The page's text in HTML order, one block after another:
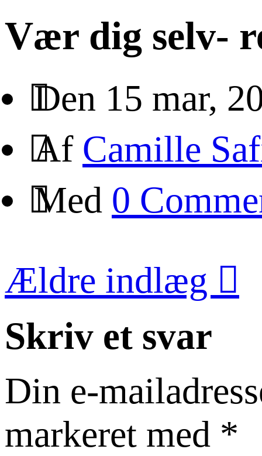
Vær dig selv-
Den 15 mar,
Af Camille
Med 0
Ældre indlæg
Skriv et svar
Din e-
markeret med *